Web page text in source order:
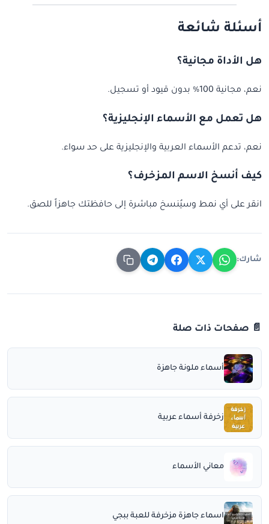
أسئلة شائعة
هل الأداة مجانية؟
نعم، مجانية 100% بدون قيود أو تسجيل.
هل تعمل مع الأسماء الإنجليزية؟
نعم، تدعم الأسماء العربية والإنجليزية على حد سواء.
كيف أنسخ الاسم المزخرف؟
انقر على أي نمط وسيُنسخ مباشرة إلى حافظتك جاهزاً للصق.
شارك:
📄 صفحات ذات صلة
أسماء ملونة جاهزة
زخرفة أسماء عربية
معاني الأسماء
اسماء جاهزة مزخرفة للعبة ببجي